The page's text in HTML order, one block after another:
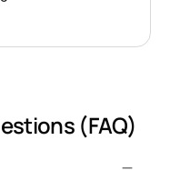
(FAQ)